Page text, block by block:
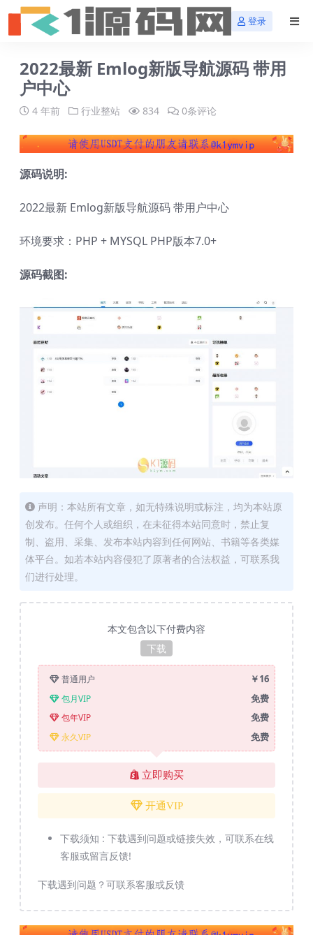
登录
2022最新 Emlog新版导航源码 带用
户中心
4 年前 行业整站 834 0条评论
源码说明:
2022最新 Emlog新版导航源码 带用户中心
环境要求：PHP + MYSQL PHP版本7.0+
源码截图:
声明：本站所有文章，如无特殊说明或标注，均为本站原
创发布。任何个人或组织，在未征得本站同意时，禁止复
制、盗用、采集、发布本站内容到任何网站、书籍等各类媒
体平台。如若本站内容侵犯了原著者的合法权益，可联系我
们进行处理。
本文包含以下付费内容
下载
普通用户 ￥16
包月VIP 免费
包年VIP 免费
永久VIP 免费
立即购买
开通VIP
下载须知 : 下载遇到问题或链接失效，可联系在线
客服或留言反馈!
下载遇到问题？可联系客服或反馈